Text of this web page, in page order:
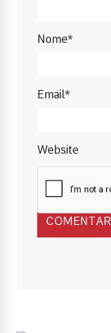
Nome*
Email*
Website